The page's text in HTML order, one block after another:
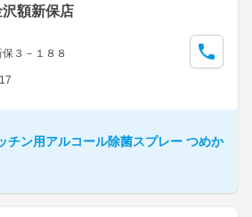
額新保店
３－１８８
チン用アルコール除菌スプレー つめか